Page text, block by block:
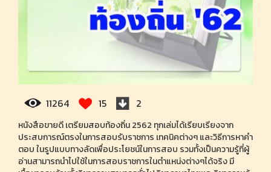
11264 15 2
หนังสือขายดี เตรียมสอบท้องถิ่น 2562 ทุกเล่มได้เรียบเรียงจาก
ประสบการณ์ตรงในการสอบรับราชการ เทคนิคต่างๆ และวิธีการหาคำ
ตอบ ในรูปแบบทางลัดเพื่อประโยชน์ในการสอบ รวมทั้งเป็นความรู้ที่ผู้
อ่านสามารถนำไปใช้ในการสอบราชการในตำแหน่งต่างๆได้จริง มี